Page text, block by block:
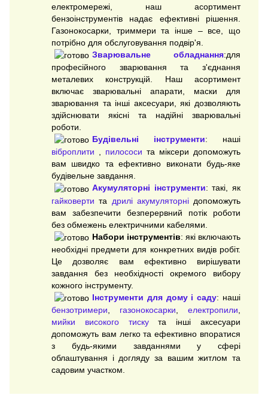
електромережі, наш асортимент
бензоінструментів надає ефективні рішення.
Газонокосарки, триммери та інше – все, що
потрібно для обслуговування подвір'я.
Зварювальне обладнання:для
професійного зварювання та з'єднання
металевих конструкцій. Наш асортимент
включає зварювальні апарати, маски для
зварювання та інші аксесуари, які дозволяють
здійснювати якісні та надійні зварювальні
роботи.
Будівельні інструменти: наші
віброплити , пилососи та міксери допоможуть
вам швидко та ефективно виконати будь-яке
будівельне завдання.
Акумуляторні інструменти: такі, як
гайковертита дрилі акумуляторнідопоможуть
вам забезпечити безперервний потік роботи
без обмежень електричними кабелями.
Набори інструментів: які включають
необхідні предмети для конкретних видів робіт.
Це дозволяє вам ефективно вирішувати
завдання без необхідності окремого вибору
кожного інструменту.
Інструменти для дому і саду: наші
бензотримери, газонокосарки, електропили,
мийки високого тискута інші аксесуари
допоможуть вам легко та ефективно впоратися
з будь-якими завданнями у сфері
облаштування і догляду за вашим житлом та
садовим участком.